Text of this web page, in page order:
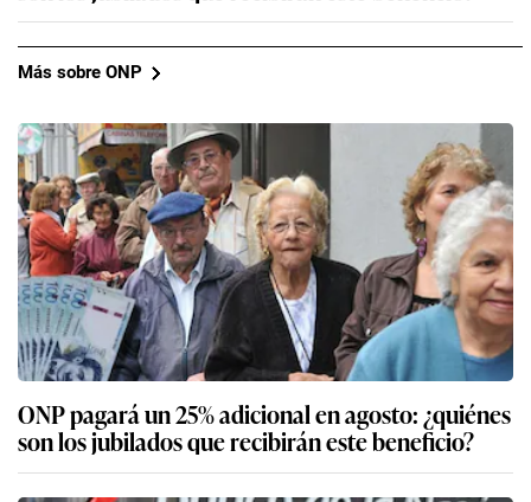
Más sobre ONP
ONP pagará un 25% adicional en agosto: ¿quiénes
son los jubilados que recibirán este beneficio?